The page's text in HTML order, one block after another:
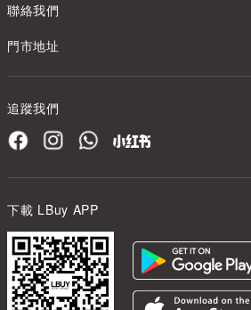
聯絡我們
門市地址
追蹤我們
下載 LBuy APP